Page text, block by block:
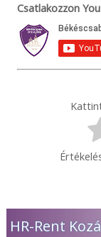
Csatlakozzon
HR-Rent